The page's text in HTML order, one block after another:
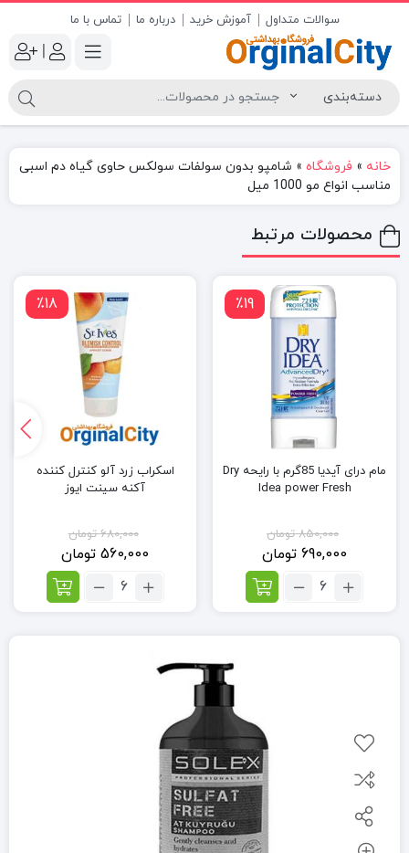
سوالات متداول آموزش خرید درباره ما تماس با ما
|
خانه » فروشگاه » شامپو بدون سولفات سولکس حاوی گیاه دم اسبی
مناسب انواع مو 1000 میل
محصولات مرتبط
٪19
مام درای آیدیا 85گرم با رایحه Dry
Idea power Fresh
850,000 تومان
690,000 تومان
تعداد:
٪18
اسکراب زرد آلو کنترل کننده
آکنه سینت ایوز
680,000 تومان
560,000 تومان
تعداد: